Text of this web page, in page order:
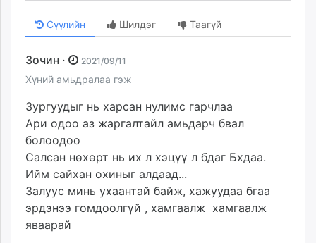
Сүүлийн Шилдэг Таагүй
Зочин · 2021/09/11
Хүний амьдралаа гэж
Зургуудыг нь харсан нулимс гарчлаа
Ари одоо аз жаргалтайл амьдарч бвал
болоодоо
Салсан нөхөрт нь их л хэцүү л бдаг Бхдаа.
Ийм сайхан охиныг алдаад...
Залуус минь ухаантай байж, хажуудаа бгаа
эрдэнээ гомдоолгүй , хамгаалж хамгаалж
яваарай